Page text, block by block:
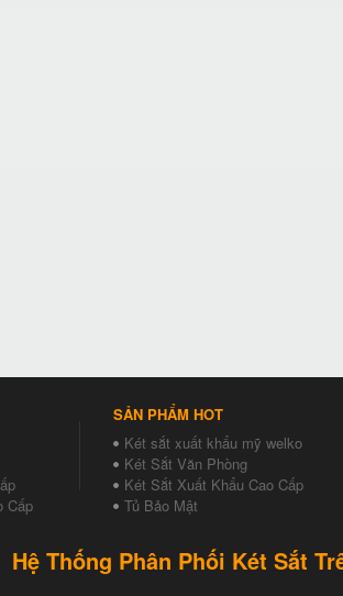
Cấp
SẢN PHẨM HOT
Két sắt xuất khẩu mỹ welko
Két Sắt Văn Phòng
Két Sắt Xuất Khẩu Cao Cấp
Tủ Bảo Mật
Hệ Thống Phân Phối Két Sắt